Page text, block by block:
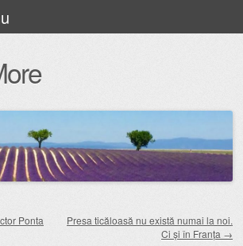
Ponta
Presa ticăloasă nu există numai la noi.
Ci și în Franța →